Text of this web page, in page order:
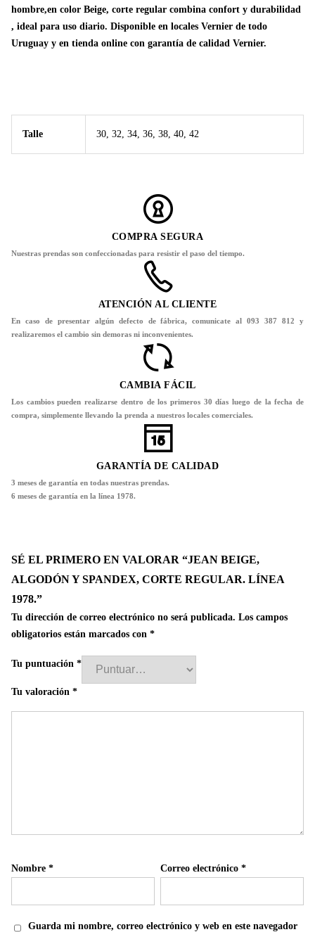
hombre,en color Beige, corte regular combina confort y durabilidad
, ideal para uso diario. Disponible en locales Vernier de todo
Uruguay y en tienda online con garantía de calidad Vernier.
Talle 30, 32, 34, 36, 38, 40, 42
COMPRA SEGURA
Nuestras prendas son confeccionadas para resistir el paso del tiempo.
ATENCIÓN AL CLIENTE
En caso de presentar algún defecto de fábrica, comunicate al 093 387 812 y
realizaremos el cambio sin demoras ni inconvenientes.
CAMBIA FÁCIL
Los cambios pueden realizarse dentro de los primeros 30 días luego de la fecha de
compra, simplemente llevando la prenda a nuestros locales comerciales.
GARANTÍA DE CALIDAD
3 meses de garantía en todas nuestras prendas.
6 meses de garantía en la línea 1978.
SÉ EL PRIMERO EN VALORAR “JEAN BEIGE,
ALGODÓN Y SPANDEX, CORTE REGULAR. LÍNEA
1978.”
Tu dirección de correo electrónico no será publicada. Los campos
obligatorios están marcados con *
Tu puntuación *
Tu valoración *
Nombre * Correo electrónico*
Guarda mi nombre, correo electrónico y web en este navegador